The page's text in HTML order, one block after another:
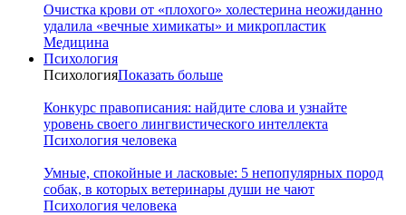
Очистка крови от «плохого» холестерина неожиданно
удалила «вечные химикаты» и микропластик
Медицина
Психология
ПсихологияПоказать больше
Конкурс правописания: найдите слова и узнайте
уровень своего лингвистического интеллекта
Психология человека
Умные, спокойные и ласковые: 5 непопулярных пород
собак, в которых ветеринары души не чают
Психология человека